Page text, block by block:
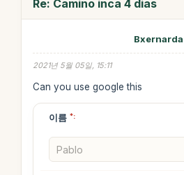
Re: Camino inca 4 dias
Bxernarda
2021년 5월 05일, 15:11
Can you use google this
이름 *: